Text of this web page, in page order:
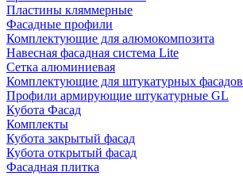
Пластины кляммерные
Фасадные профили
Комплектующие для алюмокомпозита
Навесная фасадная система Lite
Сетка алюминиевая
Комплектующие для штукатурных фасадов
Профили армирующие штукатурные GL
Кубота Фасад
Комплекты
Кубота закрытый фасад
Кубота открытый фасад
Фасадная плитка